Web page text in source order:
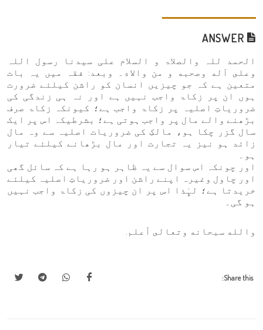
الحمد للہ والصلاۃ و السلام علی سيدنا رسول اللہ
وعلى آله وصحبه و من والاه۔ وبعد: فقہ میں یہ بات
متعین ہے کہ جو چیزیں انسان کو راشن کیلئے ضرورت
ہوں ان پر زکاۃ واجب نہیں ہے اور نہ ہی زندگی کی
ضروریاتِ اصلیہ پر زکاۃ واجب ہے؛ کیونکہ زکاۃ صرف
بڑھنے والے مال پر واجب ہوتی ہے؛ بشرطیکہ اس پر ایک
سال گزر چکا ہو، مالکِ کی ضروریات اصلیہ سے وہ مال
زائد ہو نیز یہ تجارت اور مال بڑھانے کیلئے تیار
ہو۔
اور چونکہ اس سوال سے یہ ظاہر ہو رہا ہے کہ سائل گھی
اور چاول وغیرہ اپنے راشن اور ضروریاتِ اصلیہ کیلئے
خریدتا ہے؛ لہٍٰذا اس پر ان چیزوں کی زکاۃ واجب نہیں
ہو گی۔
والله سبحانه وتعالى أعلم.
Share this: